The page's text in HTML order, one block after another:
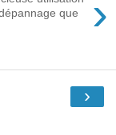
›
que
›